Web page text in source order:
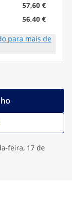
57,60 €
56,40 €
para mais de
feira, 17 de